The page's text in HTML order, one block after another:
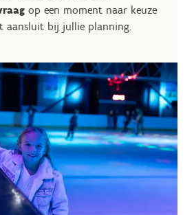
op een moment naar keuze
aansluit bij jullie planning.